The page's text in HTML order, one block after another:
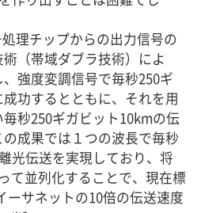
理チップからの出力信号の
（帯域ダブラ技術）によ
強度変調信号で毎秒250ギ
功するとともに、それを用
秒250ギガビット10kmの伝
成果では１つの波長で毎秒
光伝送を実現しており、将
て並列化することで、現在標
ーサネットの10倍の伝送速度